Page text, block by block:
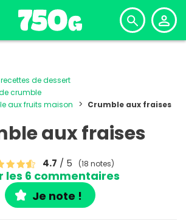
de dessert
crumble
aux fruits maison
Crumble aux fraises
aux fraises
4.7 / 5 (18 notes)
les 6 commentaires
Je note !